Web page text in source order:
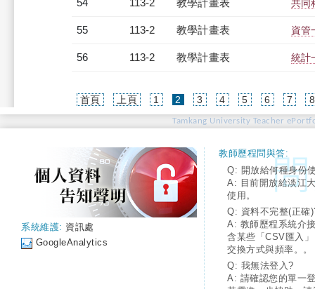
54 113-2 教學計畫表 共同
55 113-2 教學計畫表 資管
56 113-2 教學計畫表 統計
首頁 上頁 1 2 (current)
3 4 5 6 7 8
Tamkang University Teacher
系統維護: 資訊處
GoogleAnalytics
教師歷程問與答:
Q: 開放給何種身份
A: 目前開放給淡江
使用。
Q: 資料不完整(正確
A: 教師歷程系統介
含某些「CSV匯入
交換方式與頻率。。
Q: 我無法登入?
A: 請確認您的單一